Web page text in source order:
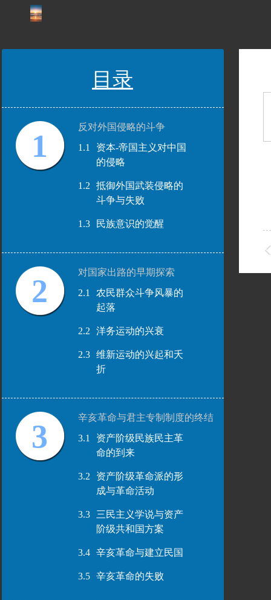
目录
1
反对外国侵略的斗争
1.1
资本-帝国主义对中国
的侵略
1.2
抵御外国武装侵略的
斗争与失败
1.3 民族意识的觉醒
2
对国家出路的早期探索
2.1
农民群众斗争风暴的
起落
2.2 洋务运动的兴衰
2.3
维新运动的兴起和夭
折
3
辛亥革命与君主专制制度的终结
3.1
资产阶级民族民主革
命的到来
3.2
资产阶级革命派的形
成与革命活动
3.3
三民主义学说与资产
阶级共和国方案
3.4 辛亥革命与建立民国
3.5 辛亥革命的失败